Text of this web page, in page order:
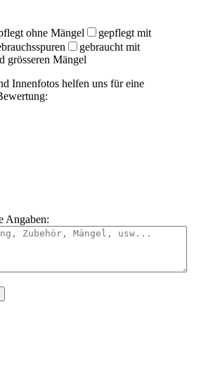
ohne Mängel
gepflegt mit
gebraucht mit
grösseren Mängel
Innenfotos helfen uns für eine
Angaben: